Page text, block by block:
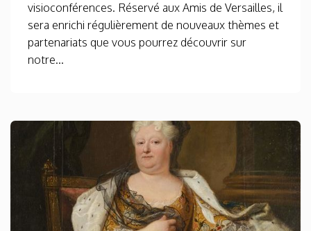
visioconférences. Réservé aux Amis de Versailles, il
sera enrichi régulièrement de nouveaux thèmes et
partenariats que vous pourrez découvrir sur
notre...